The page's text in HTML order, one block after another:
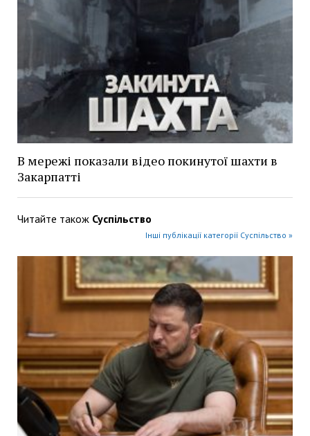
В мережі показали відео покинутої шахти в
Закарпатті
Читайте також Суспільство
Інші публікації категорії Суспільство »